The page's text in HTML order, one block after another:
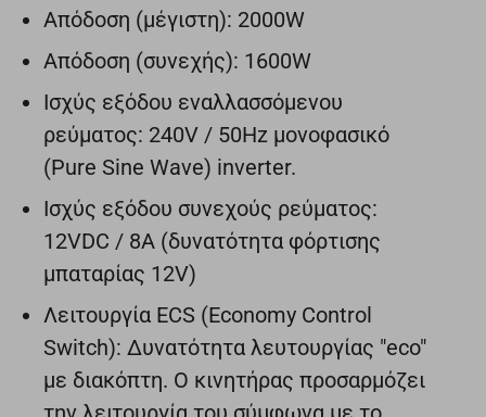
Απόδοση (μέγιστη): 2000W
Απόδοση (συνεχής): 1600W
Ισχύς εξόδου εναλλασσόμενου
ρεύματος: 240V / 50Hz μονοφασικό
(Pure Sine Wave) inverter.
Ισχύς εξόδου συνεχούς ρεύματος:
12VDC / 8A (δυνατότητα φόρτισης
μπαταρίας 12V)
Λειτουργία ECS (Economy Control
Switch): Δυνατότητα λευτουργίας "eco"
με διακόπτη. Ο κινητήρας προσαρμόζει